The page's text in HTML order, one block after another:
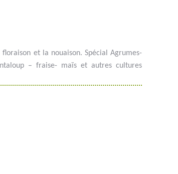
et la nouaison. Spécial Agrumes-
– fraise- maïs et autres cultures